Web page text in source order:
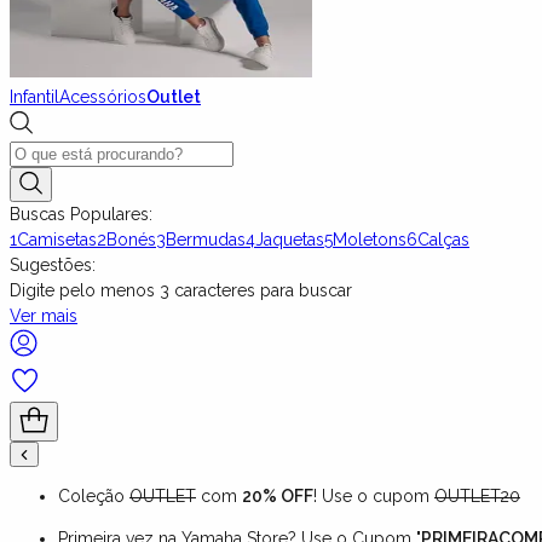
Infantil AcessóriosOutlet
Buscas Populares:
1Camisetas2Bonés3Bermudas4Jaquetas5Moletons6Calças
Sugestões:
Digite pelo menos 3 caracteres para buscar
Ver mais
Coleção OUTLET com 20% OFF! Use o cupom OUTLET20